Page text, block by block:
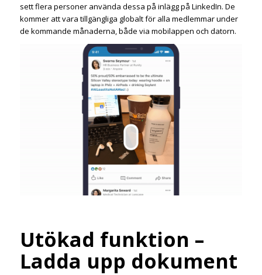
sett flera personer använda dessa på inlägg på LinkedIn. De
kommer att vara tillgängliga globalt för alla medlemmar under
de kommande månaderna, både via mobilappen och datorn.
Utökad funktion –
Ladda upp dokument